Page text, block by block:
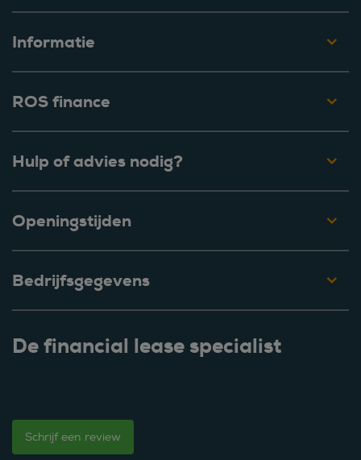
Informatie
ROS finance
Hulp of advies nodig?
Openingstijden
Bedrijfsgegevens
De financial lease specialist
Schrijf een review